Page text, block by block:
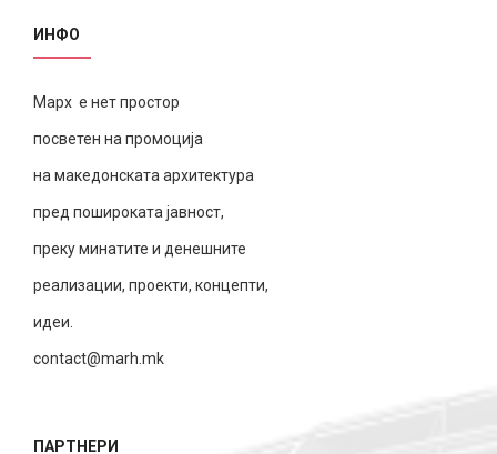
ИНФО
Марх е нет простор
посветен на промоција
на македонската архитектура
пред пошироката јавност,
преку минатите и денешните
реализации, проекти, концепти,
идеи.
contact@marh.mk
ПАРТНЕРИ